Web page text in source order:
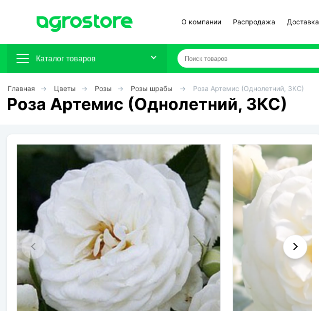
О компании Распродажа Доставка
Каталог товаров
Плодовые кустарники
Декоративные растения
Цветы
Травы
Овощи (на посадку)
Штамбовые ягодные кусты
Главная Цветы Розы Розы шрабы Роза Артемис (Однолетний, ЗКС)
Роза Артемис (Однолетний, ЗКС)